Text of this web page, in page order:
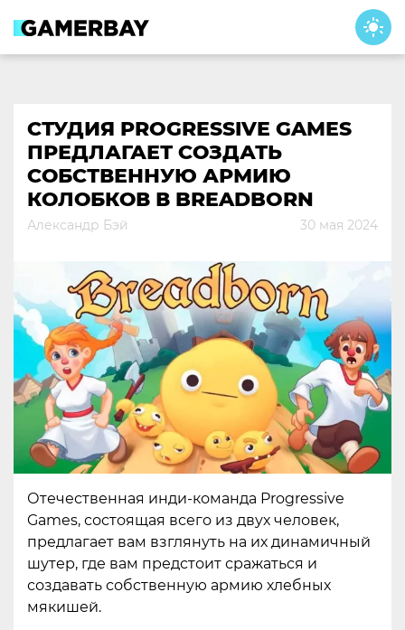
content
СТУДИЯ PROGRESSIVE GAMES
ПРЕДЛАГАЕТ СОЗДАТЬ
СОБСТВЕННУЮ АРМИЮ
КОЛОБКОВ В BREADBORN
Александр Бэй 30 мая 2024
Отечественная инди-команда Progressive
Games, состоящая всего из двух человек,
предлагает вам взглянуть на их динамичный
шутер, где вам предстоит сражаться и
создавать собственную армию хлебных
мякишей.